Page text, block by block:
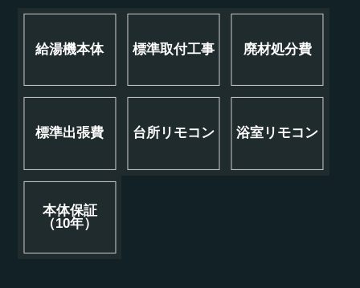
給湯機本体 標準取付工事 廃材処分費
標準出張費 台所リモコン 浴室リモコン
本体保証
（10年）